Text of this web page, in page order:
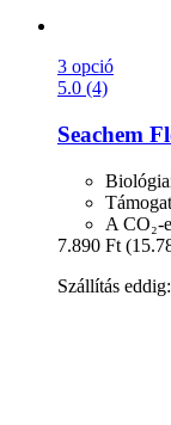
3 opció
5.0 (4)
Seachem
A CO₂-
7.890 Ft
Szállítás